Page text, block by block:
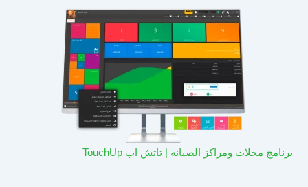
برنامج محلات ومراكز الصيانة | تاتش اب TouchUp